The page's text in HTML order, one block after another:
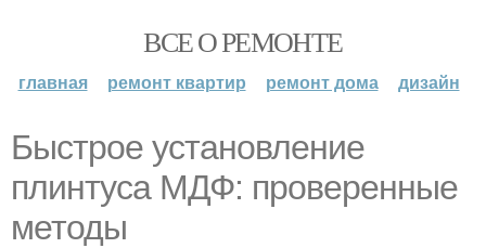
ВСЕ О РЕМОНТЕ
главная ремонт квартир ремонт дома дизайн
Быстрое установление
плинтуса МДФ: проверенные
методы